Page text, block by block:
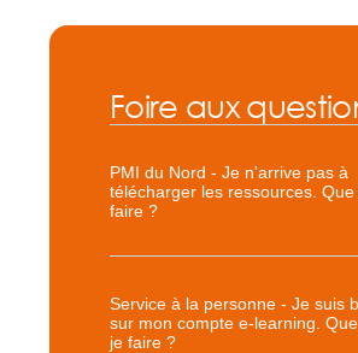
Foire aux
PMI du Nord - Je n'arrive pas à
télécharger les ressources.
faire ?
Service à la personne - Je suis
sur mon compte e-learning.
je faire ?